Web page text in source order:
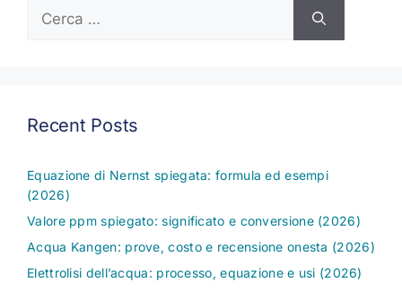
per:
Recent Posts
Equazione di Nernst spiegata: formula ed esempi
(2026)
Valore ppm spiegato: significato e conversione (2026)
Acqua Kangen: prove, costo e recensione onesta (2026)
Elettrolisi dell’acqua: processo, equazione e usi (2026)